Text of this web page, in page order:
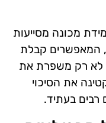
מכונה מסייעות
המאפשרים קבלת
לא רק משפרת את
את הסיכוי
רבים בעתיד.